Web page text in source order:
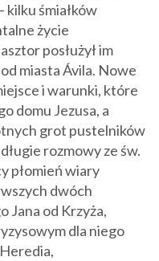
kilku śmiałków
życie
posłużył im
miasta Ávila. Nowe
i warunki, które
domu Jezusa, a
grot pustelników
rozmowy ze św.
płomień wiary
dwóch
Jana od Krzyża,
dla niego